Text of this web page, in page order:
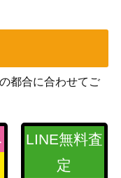
都合に合わせてご
LINE無料査
定